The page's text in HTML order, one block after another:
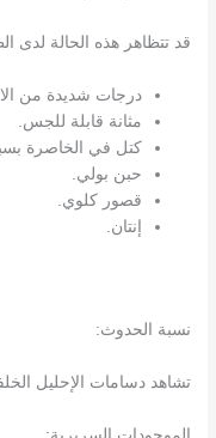
قد تتظاهر هذه الحالة لدى
درجات شديدة من
مثانة قابلة للجس.
كتل في الخاصرة
حبن بولي.
قصور كلوي.
إنتان.
نسبة الحدوث:
تشاهد دسامات الإحليل الخلفية بنسبة 1/5000 -